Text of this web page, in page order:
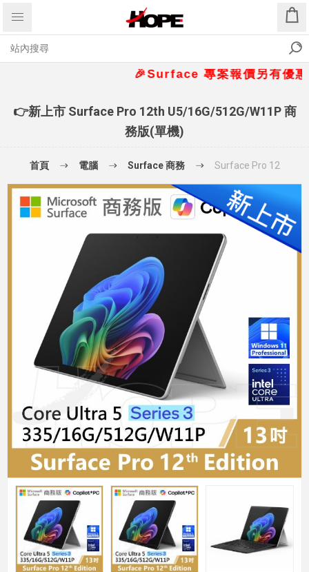
🎉Surface 專案報價另有優惠
👉新上市 Surface Pro 12th U5/16G/512G/W11P 商
務版(單機)
首頁 電腦 Surface 商務 Surface Pro 12